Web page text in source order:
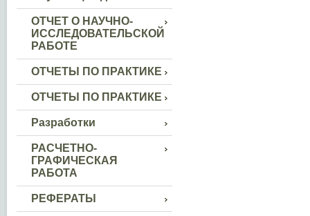
ОТЧЕТ О НАУЧНО-
ИССЛЕДОВАТЕЛЬСКОЙ
РАБОТЕ
ОТЧЕТЫ ПО ПРАКТИКЕ
ОТЧЕТЫ ПО ПРАКТИКЕ
Разработки
РАСЧЕТНО-
ГРАФИЧЕСКАЯ
РАБОТА
РЕФЕРАТЫ